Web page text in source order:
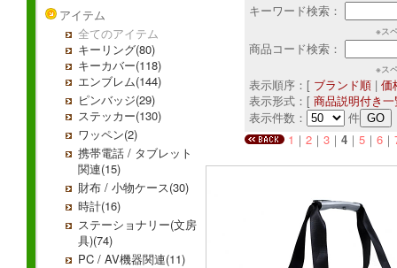
アイテム
全てのアイテム
キーリング(80)
キーカバー(118)
エンブレム(144)
ピンバッジ(29)
ステッカー(130)
ワッペン(2)
携帯電話 / タブレット
関連(15)
財布 / 小物ケース(30)
時計(16)
ステーショナリー(文房
具)(74)
PC / AV機器関連(11)
キーワード検索：
※ス
商品コード検索：
※ス
表示順序：[ ブランド順 | 価
表示形式：[ 商品説明付き
表示件数：
件
1 ｜ 2 ｜ 3 ｜ 4 ｜ 5 ｜ 6 ｜